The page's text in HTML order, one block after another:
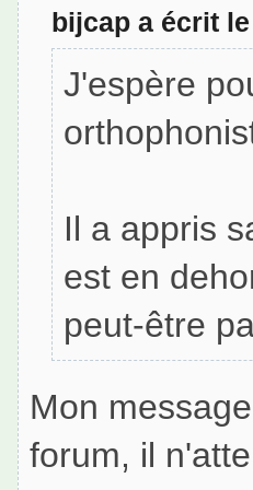
bijcap a écrit
J'espère
Il a appris
est en
peut-être
Mon
forum, il